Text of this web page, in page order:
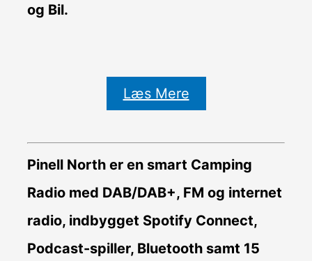
og Bil.
Læs Mere
Pinell North er en smart Camping
Radio med DAB/DAB+, FM og internet
radio, indbygget Spotify Connect,
Podcast-spiller, Bluetooth samt 15